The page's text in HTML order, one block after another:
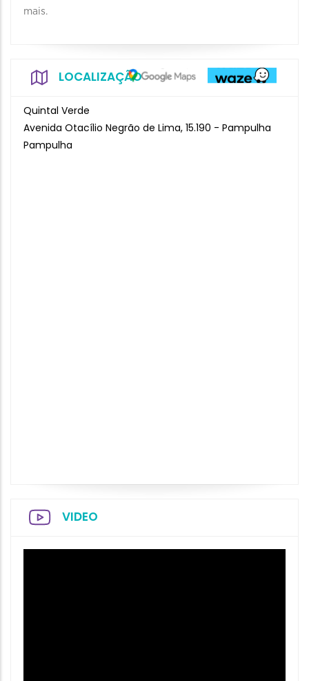
mais.
LOCALIZAÇÃO
Quintal Verde
Avenida Otacílio Negrão de Lima, 15.190 - Pampulha
Pampulha
VIDEO